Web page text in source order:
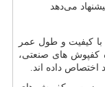
می‌دهد
کیفیت و طول عمر
کفپوش های صنعتی،
اختصاص داده اند.